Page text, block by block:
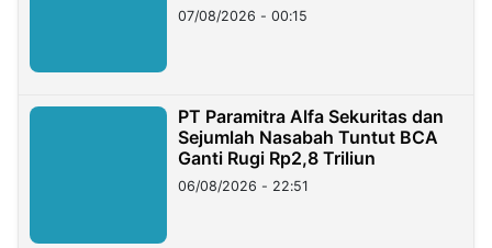
07/08/2026 - 00:15
PT Paramitra Alfa Sekuritas dan
Sejumlah Nasabah Tuntut BCA
Ganti Rugi Rp2,8 Triliun
06/08/2026 - 22:51